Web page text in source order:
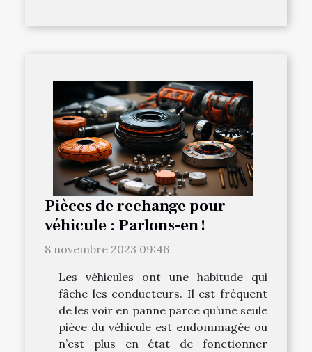
Pièces de rechange pour
véhicule : Parlons-en !
8 novembre 2023 09:46
Les véhicules ont une habitude qui
fâche les conducteurs. Il est fréquent
de les voir en panne parce qu’une seule
pièce du véhicule est endommagée ou
n’est plus en état de fonctionner